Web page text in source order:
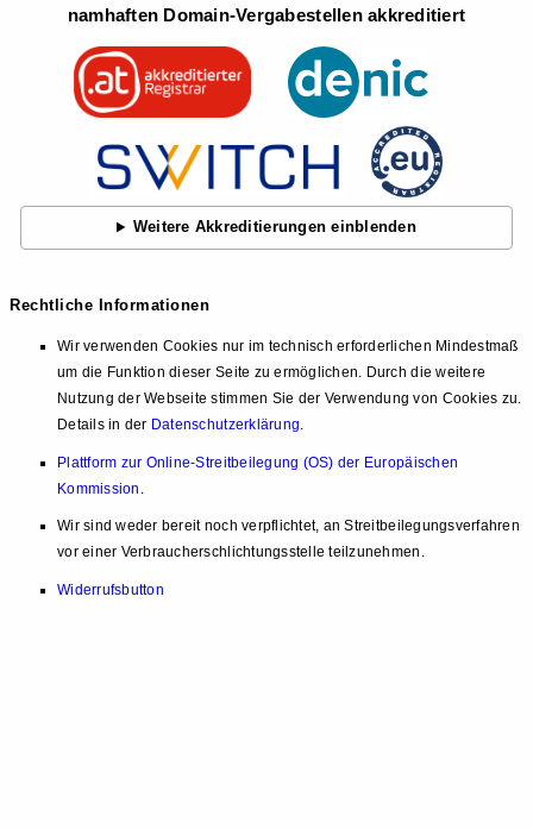
namhaften Domain-Vergabestellen akkreditiert
Weitere Akkreditierungen einblenden
Rechtliche Informationen
Wir verwenden Cookies nur im technisch erforderlichen Mindestmaß
um die Funktion dieser Seite zu ermöglichen. Durch die weitere
Nutzung der Webseite stimmen Sie der Verwendung von Cookies zu.
Details in der Datenschutzerklärung.
Plattform zur Online-Streitbeilegung (OS) der Europäischen
Kommission
Wir sind weder bereit noch verpflichtet, an Streitbeilegungsverfahren
vor einer Verbraucherschlichtungsstelle teilzunehmen.
Widerrufsbutton